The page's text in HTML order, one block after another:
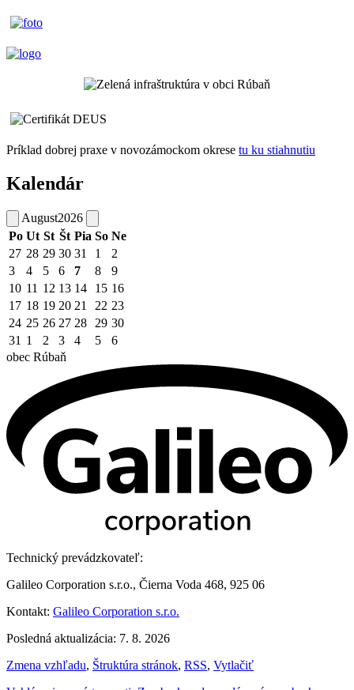
Príklad dobrej praxe v novozámockom okrese tu ku stiahnutiu
Kalendár
August2026
Po Ut St Št Pia So Ne
27 28 29 30 31 1
2
3
4 5 6 7 8
9
10 11 12 13 14 15 16
17 18 19 20 21 22 23
24 25 26 27 28 29 30
31 1 2 3 4 5
6
obec Rúbaň
Technický prevádzkovateľ:
Galileo Corporation s.r.o., Čierna Voda 468, 925 06
Kontakt: Galileo Corporation s.r.o.
Posledná aktualizácia: 7. 8. 2026
Zmena vzhľadu, Štruktúra stránok, RSS, Vytlačiť